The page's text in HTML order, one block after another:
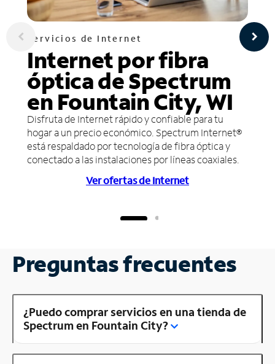
Servicios de Internet
Internet por fibra
óptica de Spectrum
en Fountain City, WI
Disfruta de Internet rápido y confiable para tu
hogar a un precio económico. Spectrum Internet®
está respaldado por tecnología de fibra óptica y
conectado a las instalaciones por líneas coaxiales.
Ver ofertas de Internet
Preguntas frecuentes
¿Puedo comprar servicios en una tienda de
Spectrum en Fountain City?